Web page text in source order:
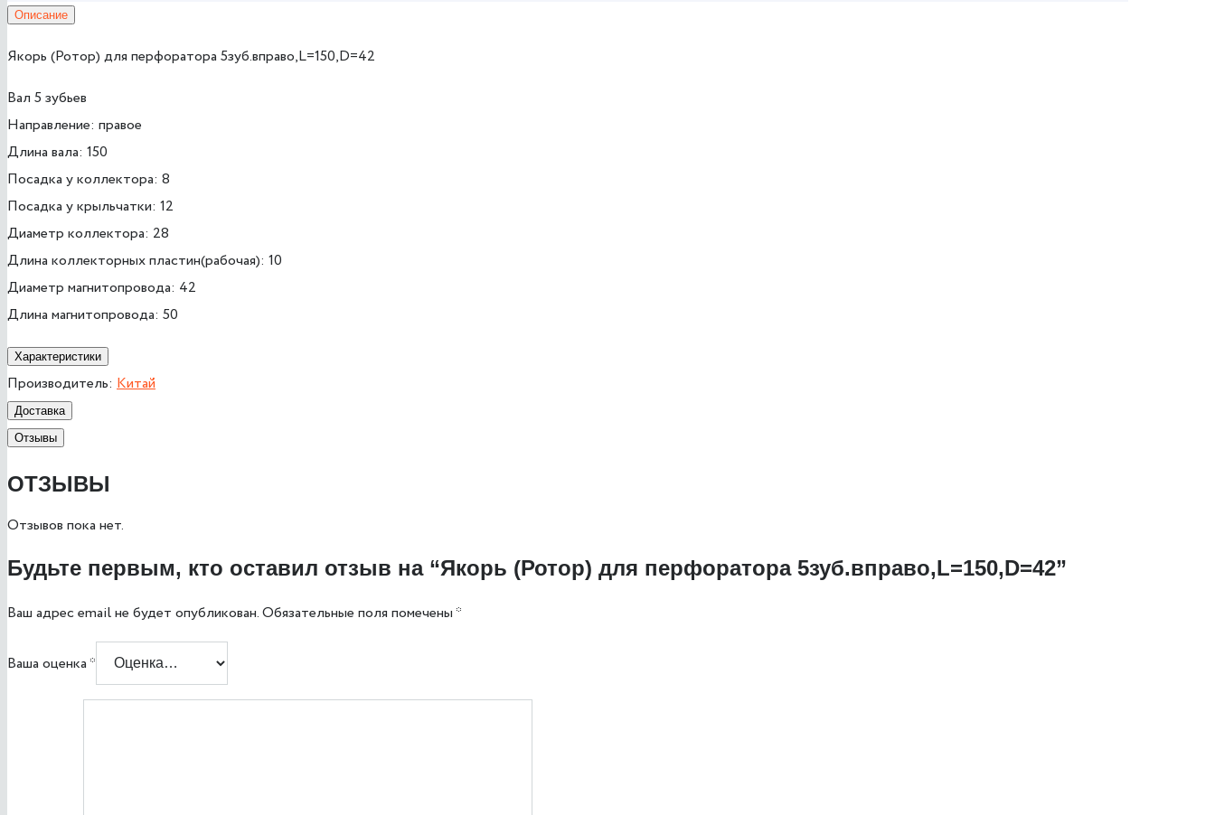
Описание
Якорь (Ротор) для перфоратора 5зуб.вправо,L=150,D=42
Вал 5 зубьев
Направление: правое
Длина вала: 150
Посадка у коллектора: 8
Посадка у крыльчатки: 12
Диаметр коллектора: 28
Длина коллекторных пластин(рабочая): 10
Диаметр магнитопровода: 42
Длина магнитопровода: 50
Характеристики
Производитель: Китай
Доставка
Отзывы
ОТЗЫВЫ
Отзывов пока нет.
Будьте первым, кто оставил отзыв на “Якорь (Ротор) для перфоратора 5зуб.вправо,L=150,D=42”
Ваш адрес email не будет опубликован.Обязательные поля помечены*
Ваша оценка*